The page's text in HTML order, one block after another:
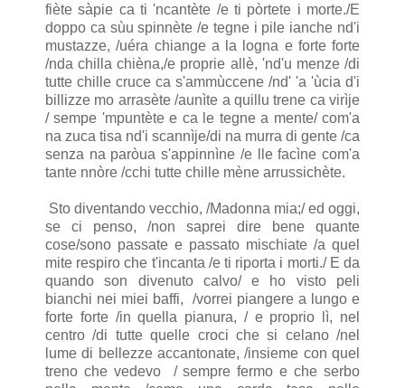
fiète sàpie ca ti 'ncantète /e ti pòrtete i morte./E
doppo ca sùu spinnète /e tegne i pile ianche nd'i
mustazze, /uéra chiange a la logna e forte forte
/nda chilla chièna,/e proprie allè, 'nd'u menze /di
tutte chille cruce ca s'ammùccene /nd' 'a 'ùcia d'i
billizze mo arrasète /aunìte a quillu trene ca virìje
/ sempe 'mpuntète e ca le tegne a mente/ com'a
na zuca tisa nd'i scannìje/di na murra di gente /ca
senza na paròua s'appinnìne /e lle facìne com'a
tante nnòre /cchi tutte chille mène arrussichète.
Sto diventando vecchio, /Madonna mia;/ ed oggi,
se ci penso, /non saprei dire bene quante
cose/sono passate e passato mischiate /a quel
mite respiro che t'incanta /e ti riporta i morti./ E da
quando son divenuto calvo/ e ho visto peli
bianchi nei miei baffi, /vorrei piangere a lungo e
forte forte /in quella pianura, / e proprio lì, nel
centro /di tutte quelle croci che si celano /nel
lume di bellezze accantonate, /insieme con quel
treno che vedevo / sempre fermo e che serbo